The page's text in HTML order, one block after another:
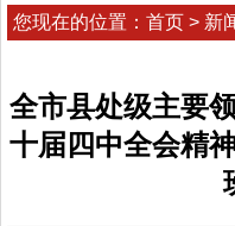
您现在的位置： 首页 > 新
全市县处级主要
十届四中全会精